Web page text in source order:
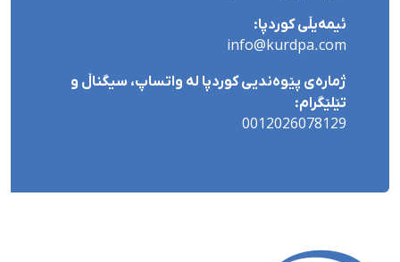
ئیمەیڵی کوردپا:
info@kurdpa.com
ژمارەی پێوەندیی کوردپا لە واتساپ، سیگناڵ و
تێلێگرام:
0012026078129